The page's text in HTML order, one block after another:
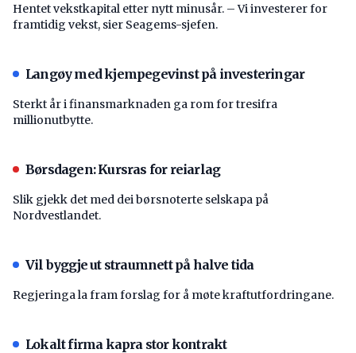
Hentet vekstkapital etter nytt minusår. – Vi investerer for
framtidig vekst, sier Seagems-sjefen.
Langøy med kjempegevinst på investeringar
Sterkt år i finansmarknaden ga rom for tresifra
millionutbytte.
Børsdagen: Kursras for reiarlag
Slik gjekk det med dei børsnoterte selskapa på
Nordvestlandet.
Vil byggje ut straumnett på halve tida
Regjeringa la fram forslag for å møte kraftutfordringane.
Lokalt firma kapra stor kontrakt